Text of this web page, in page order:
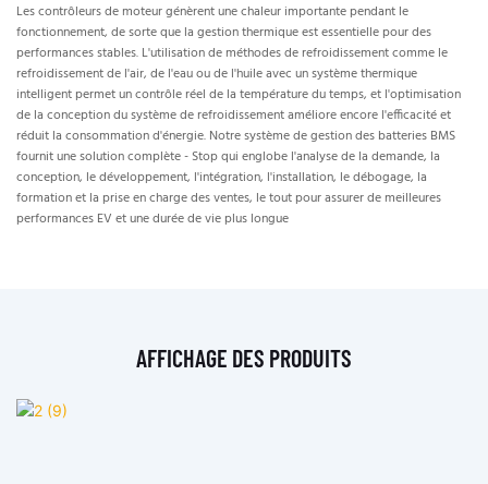
Les contrôleurs de moteur génèrent une chaleur importante pendant le
fonctionnement, de sorte que la gestion thermique est essentielle pour des
performances stables. L'utilisation de méthodes de refroidissement comme le
refroidissement de l'air, de l'eau ou de l'huile avec un système thermique
intelligent permet un contrôle réel de la température du temps, et l'optimisation
de la conception du système de refroidissement améliore encore l'efficacité et
réduit la consommation d'énergie. Notre système de gestion des batteries BMS
fournit une solution complète - Stop qui englobe l'analyse de la demande, la
conception, le développement, l'intégration, l'installation, le débogage, la
formation et la prise en charge des ventes, le tout pour assurer de meilleures
performances EV et une durée de vie plus longue
AFFICHAGE DES PRODUITS